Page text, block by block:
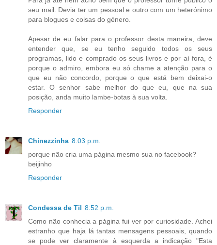
seu mail. Devia ter um pessoal e outro com um heterónimo
para blogues e coisas do género.
Apesar de eu falar para o professor desta maneira, deve
entender que, se eu tenho seguido todos os seus
programas, lido e comprado os seus livros e por aí fora, é
porque o admiro, embora eu só chame a atenção para o
que eu não concordo, porque o que está bem deixai-o
estar. O senhor sabe melhor do que eu, que na sua
posição, anda muito lambe-botas à sua volta.
Responder
Chinezzinha 8:03 p.m.
porque não cria uma página mesmo sua no facebook?
beijinho
Responder
Condessa de Til 8:52 p.m.
Como não conhecia a página fui ver por curiosidade. Achei
estranho que haja lá tantas mensagens pessoais, quando
se pode ver claramente à esquerda a indicação "Esta